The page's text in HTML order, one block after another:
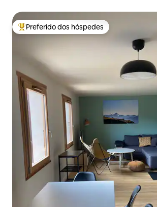
Entre os melhores preferidos dos hóspedes
Preferido dos hóspedes